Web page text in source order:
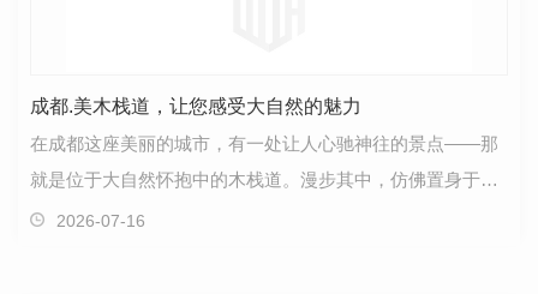
成都.美木栈道，让您感受大自然的魅力
在成都这座美丽的城市，有一处让人心驰神往的景点——那
就是位于大自然怀抱中的木栈道。漫步其中，仿佛置身于童
话..般令人陶醉。木栈道的每一寸空间都散发着清新的…
2026-07-16